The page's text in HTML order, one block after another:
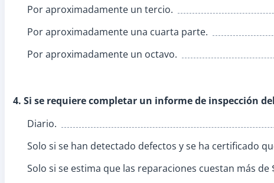
Por aproximadamente un tercio.
Por aproximadamente una cuarta parte.
Por aproximadamente un octavo.
4. Si se requiere completar un informe de inspección
Diario.
Solo si se han detectado defectos y se ha certificado
Solo si se estima que las reparaciones cuestan más de